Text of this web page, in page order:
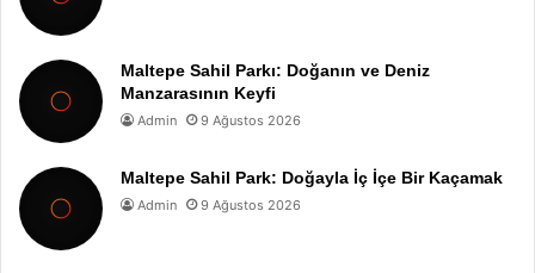
Maltepe Sahil Parkı: Doğanın ve Deniz
Manzarasının Keyfi
Admin 9 Ağustos 2026
Maltepe Sahil Park: Doğayla İç İçe Bir Kaçamak
Admin 9 Ağustos 2026